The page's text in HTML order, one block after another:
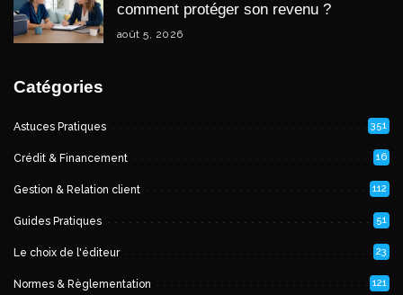
comment protéger son revenu ?
août 5, 2026
Catégories
Astuces Pratiques 351
Crédit & Financement 16
Gestion & Relation client 112
Guides Pratiques 51
Le choix de l'éditeur 23
Normes & Règlementation 121